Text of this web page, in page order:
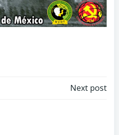
Navegación
Next post